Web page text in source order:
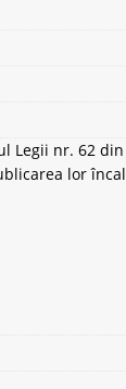
Legii nr. 62 din
lor